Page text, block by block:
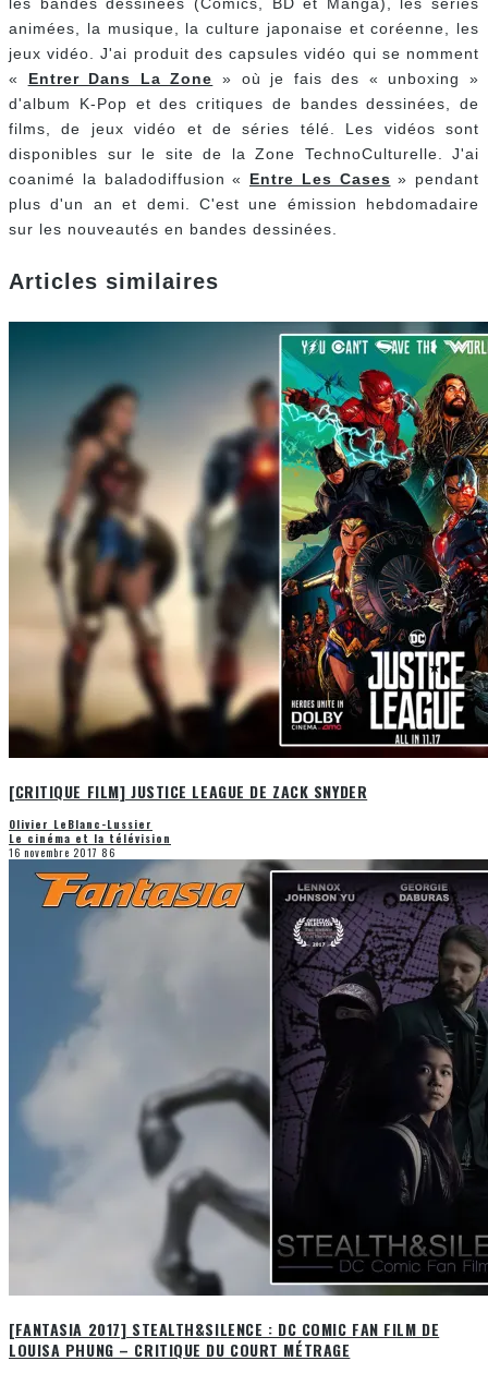
animées, la musique, la culture japonaise et coréenne, les
jeux vidéo. J'ai produit des capsules vidéo qui se nomment
« Entrer Dans La Zone » où je fais des « unboxing »
d'album K-Pop et des critiques de bandes dessinées, de
films, de jeux vidéo et de séries télé. Les vidéos sont
disponibles sur le site de la Zone TechnoCulturelle. J'ai
coanimé la baladodiffusion « Entre Les Cases » pendant
plus d'un an et demi. C'est une émission hebdomadaire
sur les nouveautés en bandes dessinées.
Articles similaires
[CRITIQUE FILM] JUSTICE LEAGUE DE ZACK SNYDER
Olivier LeBlanc-Lussier
Le cinéma et la télévision
16 novembre 2017 86
[FANTASIA 2017] STEALTH&SILENCE : DC COMIC FAN FILM DE
LOUISA PHUNG – CRITIQUE DU COURT MÉTRAGE